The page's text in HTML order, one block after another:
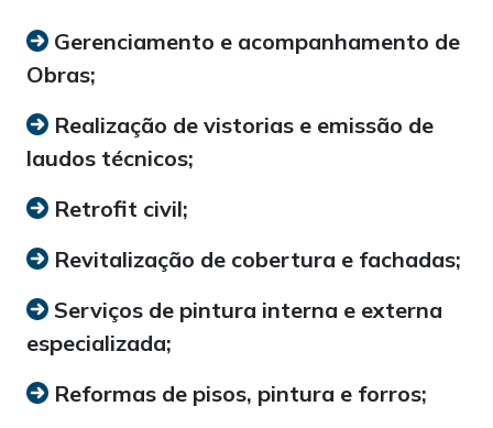
Gerenciamento e acompanhamento de
Obras;
Realização de vistorias e emissão de
laudos técnicos;
Retrofit civil;
Revitalização de cobertura e fachadas;
Serviços de pintura interna e externa
especializada;
Reformas de pisos, pintura e forros;